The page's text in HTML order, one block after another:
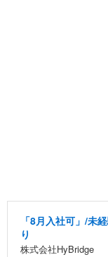
「8月入社可」/未
り
株式会社HyBridge